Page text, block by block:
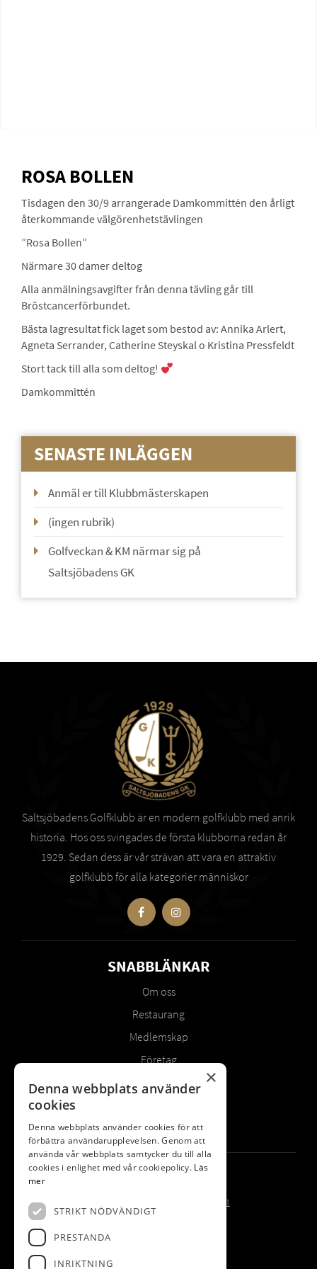
ROSA BOLLEN
Tisdagen den 30/9 arrangerade Damkommittén den årligt
återkommande välgörenhetstävlingen
”Rosa Bollen”
Närmare 30 damer deltog
Alla anmälningsavgifter från denna tävling går till
Bröstcancerförbundet.
Bästa lagresultat fick laget som bestod av: Annika Arlert,
Agneta Serrander, Catherine Steyskal o Kristina Pressfeldt
Stort tack till alla som deltog!
Damkommittén
SENASTE INLÄGGEN
Anmäl er till Klubbmästerskapen
(ingen rubrik)
Golfveckan & KM närmar sig på
Saltsjöbadens GK
SNABBLÄNKAR
Om oss
Restaurang
Medlemskap
Företag
Spela
Boende
Saltsjöbadens Golfklubb är en modern golfklubb med anrik
historia. Hos oss svingades de första klubborna redan år
1929. Sedan dess är vår strävan att vara en attraktiv
golfklubb för alla kategorier människor
KONTAKT
Kvarntorpsvägen Box 51
×
Denna webbplats använder
cookies
Denna webbplats använder cookies för att
förbättra användarupplevelsen. Genom att
använda vår webbplats samtycker du till alla
cookies i enlighet med vår cookiepolicy. Läs
mer
STRIKT NÖDVÄNDIGT
PRESTANDA
INRIKTNING